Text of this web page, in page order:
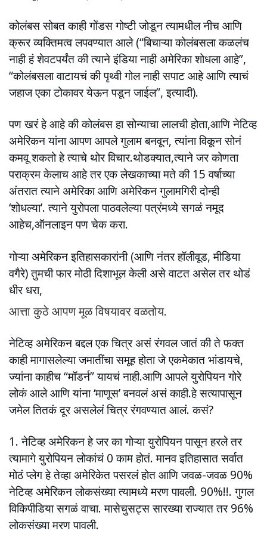
कोलंबस सोबत काही गोंडस गोष्टी जोडून त्यामधील नीच आणि
क्रूर व्यक्तिमत्व लपवण्यात आले (“बिचाऱ्या कोलंबसला कळलंच
नाही हं शेवटपर्यंत की त्याने इंडिया नाही अमेरिका शोधला आहे”,
“कोलंबसला वाटायचं की पृथ्वी गोल नाही सपाट आहे आणि त्याचं
जहाज एका टोकावर येऊन पडून जाईल”, इत्यादी).
पण खरं हे आहे की कोलंबस हा सोन्याचा लालची होता,आणि नेटिव्ह
अमेरिकन यांना आपण आपले गुलाम बनवून, त्यांना विकून सोनं
कमवू शकतो हे त्याचे थोर विचार.थोडक्यात,त्याने जर कोणता
पराक्रम केलाच आहे तर एक लेखकाच्या मते की 15 वर्षाच्या
अंतरात त्याने अमेरिका आणि अमेरिकन गुलामगिरी दोन्ही
‘शोधल्या’. त्याने युरोपला पाठवलेल्या पत्रंमध्ये सगळं नमूद
आहेच,ऑनलाइन पण चेक करा.
गोऱ्या अमेरिकन इतिहासकारांनी (आणि नंतर हॉलीवूड, मीडिया
वगैरे) तुमची फार मोठी दिशाभूल केली असे वाटत असेल तर थोडं
धीर धरा,
आत्ता कुठे आपण मूळ विषयावर वळतोय.
नेटिव्ह अमेरिकन बद्दल एक चित्र असं रंगवल जातं की ते फक्त
काही मागासलेल्या जमातींचा समूह होता जे एकमेकात भांडायचे,
ज्यांना काहीच “मॉडर्न” यायचं नाही.आणि आपले युरोपियन गोरे
लोकं आले आणि यांना ‘माणूस’ बनवलं असं काही.हे सत्यापासून
जमेल तितकं दूर असलेलं चित्र रंगवण्यात आलं. कसं?
1. नेटिव्ह अमेरिकन हे जर का गोऱ्या युरोपियन पासून हरले तर
त्यामागे युरोपियन लोकांचं 0 काम होतं. मानव इतिहासात सर्वात
मोठं प्लेग हे तेव्हा अमेरिकेत पसरलं होत आणि जवळ-जवळ 90%
नेटिव्ह अमेरिकन लोकसंख्या त्यामध्ये मरण पावली. 90%!!. गुगल
विकिपीडिया सगळं वाचा. मासेचुसट्स सारख्या राज्यात तर 96%
लोकसंख्या मरण पावली.